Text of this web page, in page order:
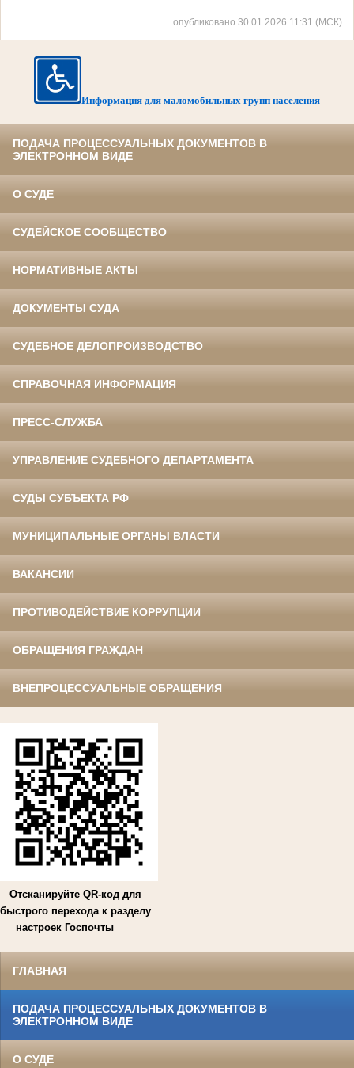
опубликовано 30.01.2026 11:31 (МСК)
Информация для маломобильных групп населения
ПОДАЧА ПРОЦЕССУАЛЬНЫХ ДОКУМЕНТОВ В
ЭЛЕКТРОННОМ ВИДЕ
О СУДЕ
СУДЕЙСКОЕ СООБЩЕСТВО
НОРМАТИВНЫЕ АКТЫ
ДОКУМЕНТЫ СУДА
СУДЕБНОЕ ДЕЛОПРОИЗВОДСТВО
СПРАВОЧНАЯ ИНФОРМАЦИЯ
ПРЕСС-СЛУЖБА
УПРАВЛЕНИЕ СУДЕБНОГО ДЕПАРТАМЕНТА
СУДЫ СУБЪЕКТА РФ
МУНИЦИПАЛЬНЫЕ ОРГАНЫ ВЛАСТИ
ВАКАНСИИ
ПРОТИВОДЕЙСТВИЕ КОРРУПЦИИ
ОБРАЩЕНИЯ ГРАЖДАН
ВНЕПРОЦЕССУАЛЬНЫЕ ОБРАЩЕНИЯ
Отсканируйте QR-код для
быстрого перехода к разделу
настроек Госпочты
ГЛАВНАЯ
ПОДАЧА ПРОЦЕССУАЛЬНЫХ ДОКУМЕНТОВ В
ЭЛЕКТРОННОМ ВИДЕ
О СУДЕ